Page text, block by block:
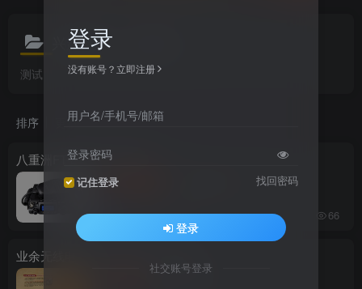
兴趣爱好
测试
排序 更新 浏览 点赞
八重洲FT-817中文说明书
电台说明书
7月5日 16:36 66
业余无线电的世纪演进与历史启迪
# 业余无线电
登录
没有账号？立即注册
用户名/手机号/邮箱
登录密码
记住登录 找回密码
登录
社交账号登录